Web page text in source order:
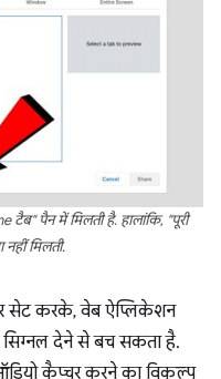
पैन में मिलती है. हालांकि, "पूरी
नहीं मिलती.
सेट करके, वेब ऐप्लिकेशन
देने से बच सकता है.
कैप्चर करने का विकल्प